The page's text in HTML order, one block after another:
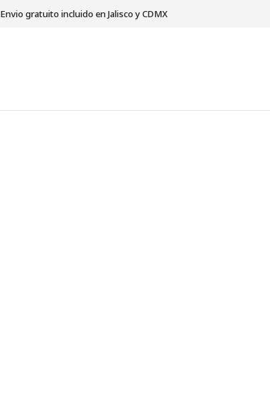
Envio gratuito incluido en Jalisco y CDMX